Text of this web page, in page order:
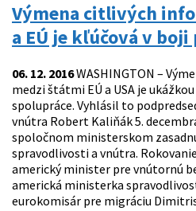
Výmena citlivých
a EÚ je kľúčová v
06. 12. 2016WASHINGTON –
medzi štátmi EÚ a USA je
spolupráce. Vyhlásil to
vnútra Robert Kaliňák 5.
spoločnom ministerskom
spravodlivosti a vnútra.
americký minister pre vnútornú
americká ministerka
eurokomisár pre migráciu